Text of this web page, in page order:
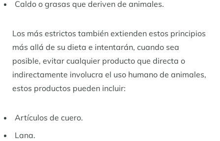
Caldo o grasas que deriven de animales.
Los más estrictos también extienden estos principios
más allá de su dieta e intentarán, cuando sea
posible, evitar cualquier producto que directa o
indirectamente involucra el uso humano de animales,
estos productos pueden incluir:
Artículos de cuero.
Lana.